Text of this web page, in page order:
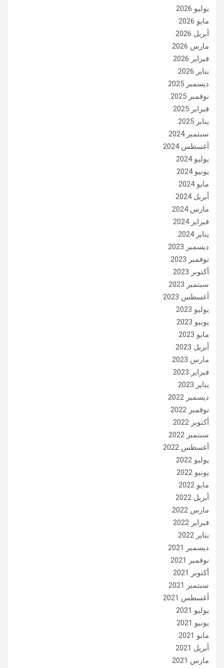
يوليو 2026
مايو 2026
أبريل 2026
مارس 2026
فبراير 2026
يناير 2026
ديسمبر 2025
نوفمبر 2025
فبراير 2025
يناير 2025
سبتمبر 2024
أغسطس 2024
يوليو 2024
يونيو 2024
مايو 2024
أبريل 2024
مارس 2024
فبراير 2024
يناير 2024
ديسمبر 2023
نوفمبر 2023
أكتوبر 2023
سبتمبر 2023
أغسطس 2023
يوليو 2023
يونيو 2023
مايو 2023
أبريل 2023
مارس 2023
فبراير 2023
يناير 2023
ديسمبر 2022
نوفمبر 2022
أكتوبر 2022
سبتمبر 2022
أغسطس 2022
يوليو 2022
يونيو 2022
مايو 2022
أبريل 2022
مارس 2022
فبراير 2022
يناير 2022
ديسمبر 2021
نوفمبر 2021
أكتوبر 2021
سبتمبر 2021
أغسطس 2021
يوليو 2021
يونيو 2021
مايو 2021
أبريل 2021
مارس 2021